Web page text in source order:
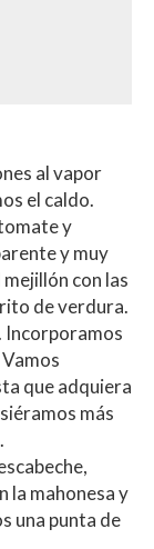
al vapor
el caldo.
y
y muy
con las
de verdura.
Incorporamos
que adquiera
más
la mahonesa y
una punta de